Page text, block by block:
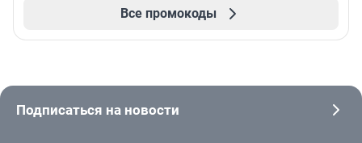
Все промокоды
Подписаться на новости